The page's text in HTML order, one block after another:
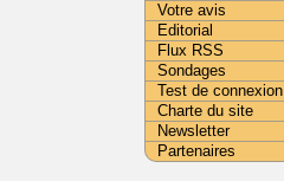
Votre avis
Editorial
Flux RSS
Sondages
Test de connexion
Charte du site
Newsletter
Partenaires